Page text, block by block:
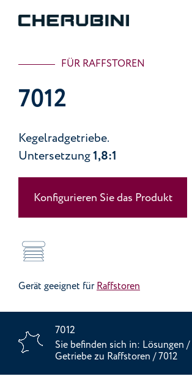
FÜR RAFFSTOREN
7012
Kegelradgetriebe.
Untersetzung1,8:1
Konfigurieren Sie das Produkt
Gerät geeignet fürRaffstoren
7012
Sie befinden sich in: Lösungen /
Getriebe zu Raffstoren /7012